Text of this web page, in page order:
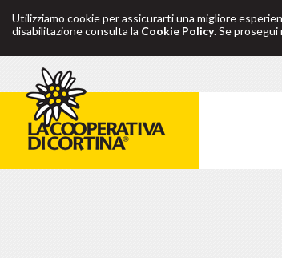
Utilizziamo cookie per assicurarti una migliore
disabilitazione consulta la Cookie Policy. Se prosegui